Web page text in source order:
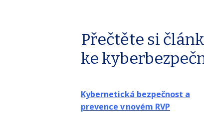
Přečtěte si
ke
Kybernetická bezpečnost a
prevence v novém RVP